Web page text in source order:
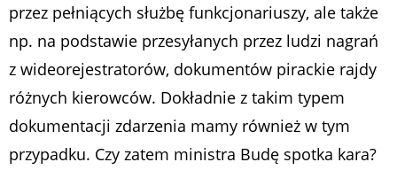
przez pełniących służbę funkcjonariuszy, ale także
np. na podstawie przesyłanych przez ludzi nagrań
z wideorejestratorów, dokumentów pirackie rajdy
różnych kierowców. Dokładnie z takim typem
dokumentacji zdarzenia mamy również w tym
przypadku. Czy zatem ministra Budę spotka kara?